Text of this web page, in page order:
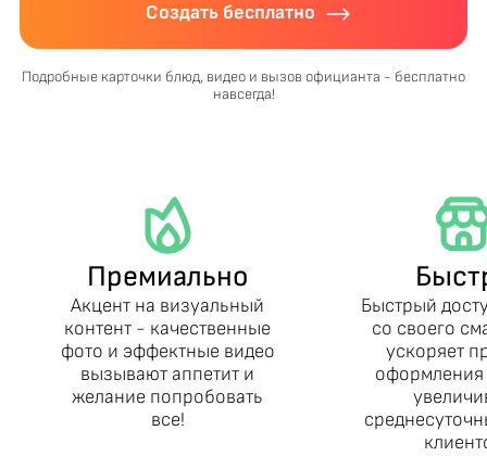
Создать бесплатно
Подробные карточки блюд, видео и вызов официанта - бесплатно
навсегда!
Премиально
Акцент на визуальный
контент - качественные
фото и эффектные видео
вызывают аппетит и
желание попробовать
все!
Быстрый
со своего
ускоряет
оформления